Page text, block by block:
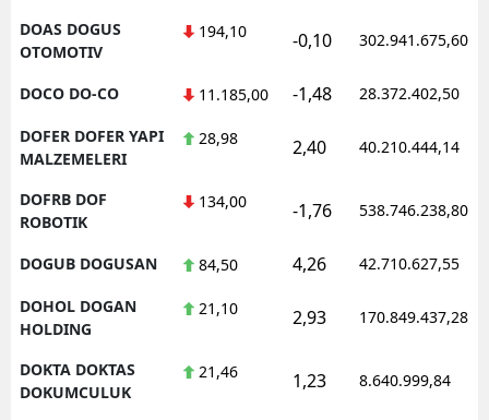
DOAS DOGUS
OTOMOTIV
194,10 -0,10 302.941.675,60
DOCO DO-CO 11.185,00 -1,48 28.372.402,50
DOFER DOFER YAPI
MALZEMELERI
28,98 2,40 40.210.444,14
DOFRB DOF
ROBOTIK
134,00 -1,76 538.746.238,80
DOGUB DOGUSAN 84,50 4,26 42.710.627,55
DOHOL DOGAN
HOLDING
21,10 2,93 170.849.437,28
DOKTA DOKTAS
DOKUMCULUK
21,46 1,23 8.640.999,84